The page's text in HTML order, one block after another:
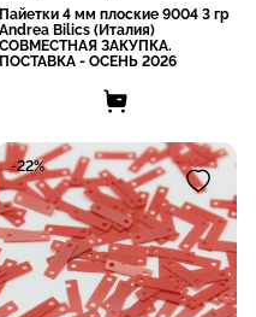
Пайетки 4 мм плоские 9004 3 гр
Andrea Bilics (Италия)
СОВМЕСТНАЯ ЗАКУПКА.
ПОСТАВКА - ОСЕНЬ 2026
-22%